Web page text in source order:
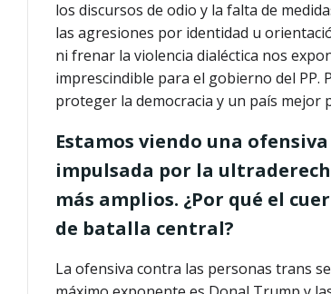
los discursos de odio y la falta de
las agresiones por identidad u
ni frenar la violencia dialéctica nos
imprescindible para el gobierno del
proteger la democracia y un país mejor
Estamos viendo una
impulsada por la
más amplios. ¿Por qué el
de batalla central?
La ofensiva contra las personas trans